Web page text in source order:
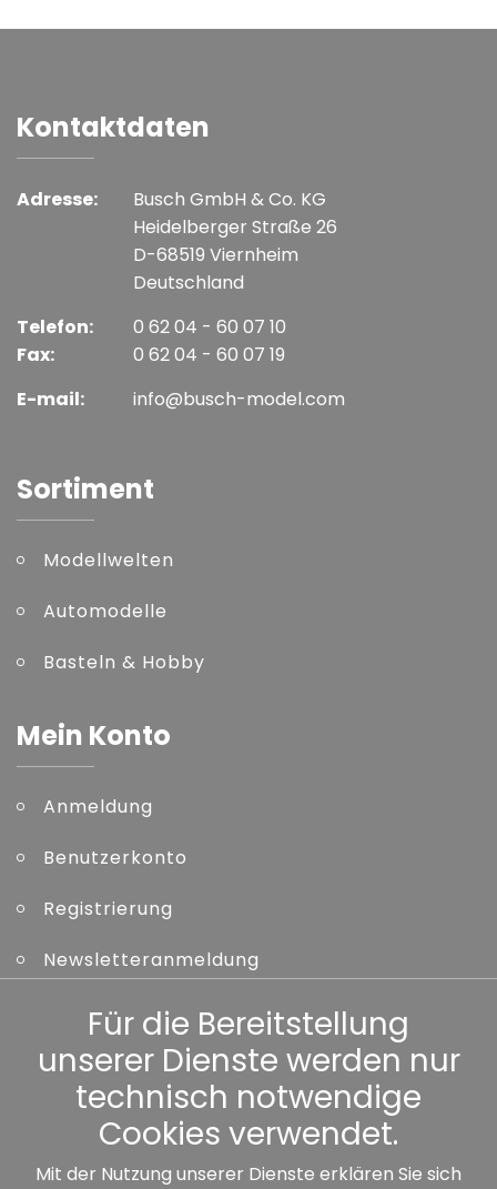
Kontaktdaten
Adresse:
Busch GmbH & Co. KG
Heidelberger Straße 26
D-68519 Viernheim
Deutschland
Telefon:
Fax:
0 62 04 - 60 07 10
0 62 04 - 60 07 19
E-mail:
info@busch-model.com
Sortiment
Modellwelten
Automodelle
Basteln & Hobby
Mein Konto
Anmeldung
Benutzerkonto
Registrierung
Newsletteranmeldung
Kennwort vergessen
Sonstiges
Für die Bereitstellung
unserer Dienste werden nur
technisch notwendige
Cookies verwendet.
Mit der Nutzung unserer Dienste erklären Sie sich